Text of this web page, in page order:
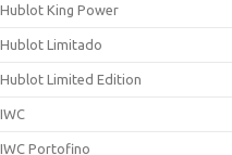
Hublot King Power
Hublot Limitado
Hublot Limited Edition
IWC
IWC Portofino